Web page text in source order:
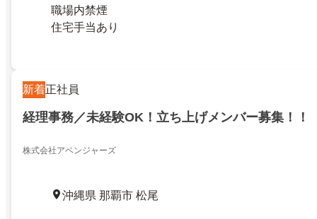
職場内禁煙
住宅手当あり
新着正社員
経理事務／未経験OK！立ち上げメンバー募集！！
株式会社アベンジャーズ
沖縄県 那覇市 松尾